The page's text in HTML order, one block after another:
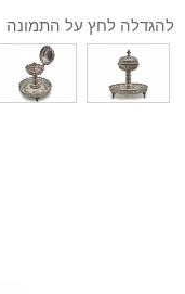
להגדלה לחץ על התמונה